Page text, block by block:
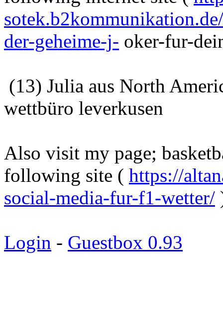
der-geheime-j- oker-fur-
(13) Julia aus North
wettbüro leverkusen
Also visit my page;
following site ( https://
social-media-fur-f1-wetter/
Login - Guestbox 0.93